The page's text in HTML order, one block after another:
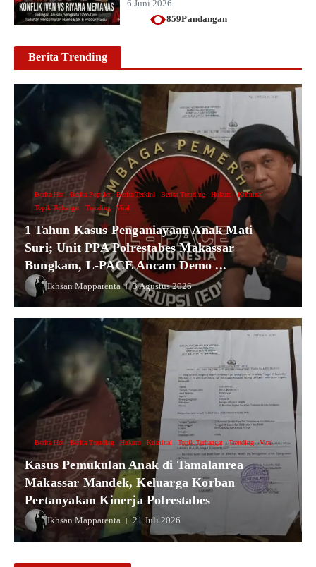
6 Juni 2026
859Pandangan
Berita Trending
Berita Hot Berita Populer Berita Terkini Berita Trending Hukum
Kriminal
Topik Terhangat
Trending Viral
1 Tahun Kasus Penganiayaan Anak Mati
Suri; Unit PPA Polrestabes Makassar
Bungkam, L-PACE Ancam Demo ...
Ikhsan Mapparenta 3 Agustus 2026
Berita Hot Berita Trending Hukum Kriminal Topik Terhangat Trending Viral
Kasus Pemukulan Anak di Tamalanrea
Makassar Mandek, Keluarga Korban
Pertanyakan Kinerja Polrestabes
Ikhsan Mapparenta 21 Juli 2026